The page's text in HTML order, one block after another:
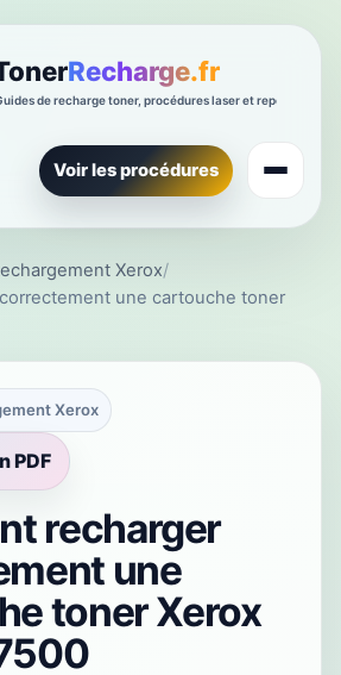
Voir les procédures
Xerox/
une cartouche toner
Xerox
PDF
recharger
une
toner Xerox